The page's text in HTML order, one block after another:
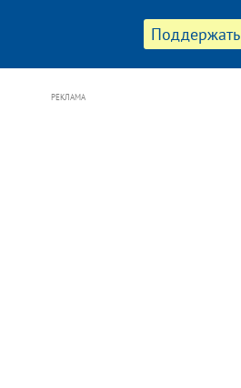
Поддержать
РЕКЛАМА